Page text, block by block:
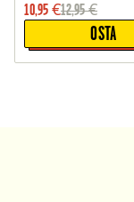
10,95 €12,95 €
OSTA